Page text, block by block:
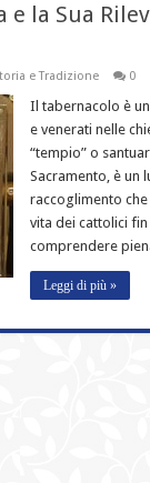
la Sua
e Tradizione 0
Il tabernacolo è
e venerati nelle
“tempio” o
Sacramento, è un
raccoglimento
vita dei cattolici
comprendere
Leggi di più »